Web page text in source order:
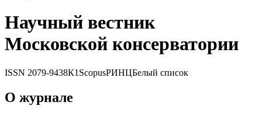
Научный вестник
Московской консерватории
ISSN 2079-9438К1 ScopusРИНЦБелый список
О журнале